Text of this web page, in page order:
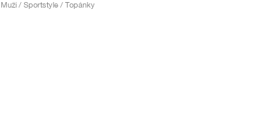
Muži / Sportstyle / Topánky